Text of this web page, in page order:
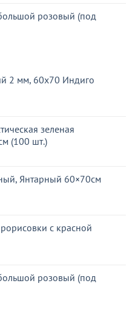
розовый (под
2 мм, 60х70 Индиго
зеленая
(100 шт.)
Янтарный 60×70см
с красной
розовый (под